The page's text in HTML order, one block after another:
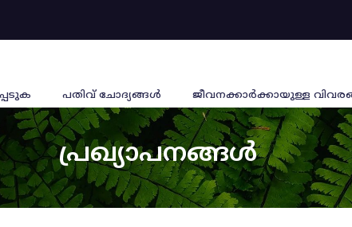
പതിവ് ചോദ്യങ്ങൾ ജീവനക്കാര്‍ക്കായുള്ള
പ്രഖ്യാപനങ്ങൾ